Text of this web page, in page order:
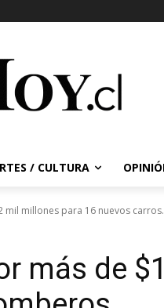
/ CULTURA
millones para 16 nuevos
más de